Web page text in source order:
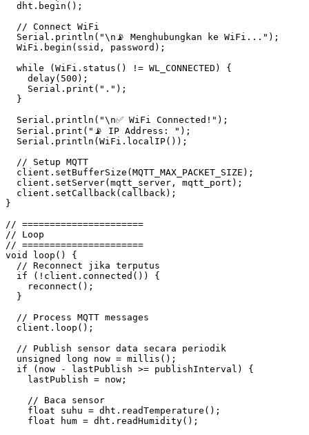
  dht
. begin ();
  // Connect WiFi
  Serial
. println ( "\n 📡 Menghubungkan ke WiFi..." );
  WiFi
. begin (ssid ,
password);
  while
( WiFi . status () != WL_CONNECTED) {
    delay
( 500 );
    Serial
. print ( "." );
  }
  Serial
. println ( "\n✅ WiFi Connected!" );
  Serial
. print ( "📡 IP Address: " );
  Serial
. println ( WiFi . localIP());
  // Setup MQTT
  client
. setBufferSize (MQTT_MAX_PACKET_SIZE);
  client
. setServer(mqtt_server ,
mqtt_port);
  client
. setCallback (callback);
}
// ======================
// Loop
// ======================
void
loop () {
  // Reconnect jika terputus
  if
( ! client . connected ()) {
    reconnect
();
  }
  // Process MQTT messages
  client
. loop ();
  // Publish sensor data secara periodik
  unsigned
long now = millis ();
  if
(now - lastPublish >= publishInterval) {
    lastPublish
= now;
    // Baca sensor
    float
suhu = dht . readTemperature ();
    float
hum = dht . readHumidity();